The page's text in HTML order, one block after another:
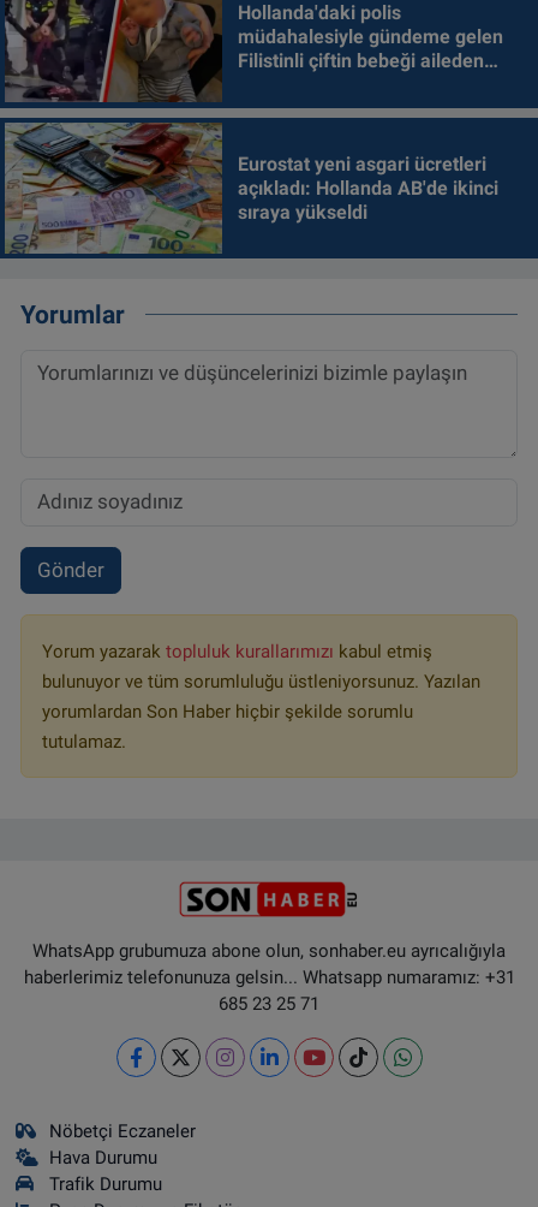
Hollanda'daki polis
müdahalesiyle gündeme gelen
Filistinli çiftin bebeği aileden
Eurostat yeni asgari ücretleri
açıkladı: Hollanda AB'de ikinci
sıraya yükseldi
Yorumlar
Gönder
Yorum yazarak topluluk kurallarımızı kabul etmiş
bulunuyor ve tüm sorumluluğu üstleniyorsunuz. Yazılan
yorumlardan Son Haber hiçbir şekilde sorumlu
tutulamaz.
WhatsApp grubumuza abone olun, sonhaber.eu ayrıcalığıyla
haberlerimiz telefonunuza gelsin... Whatsapp numaramız: +31
685 23 25 71
Nöbetçi Eczaneler
Hava Durumu
Trafik Durumu